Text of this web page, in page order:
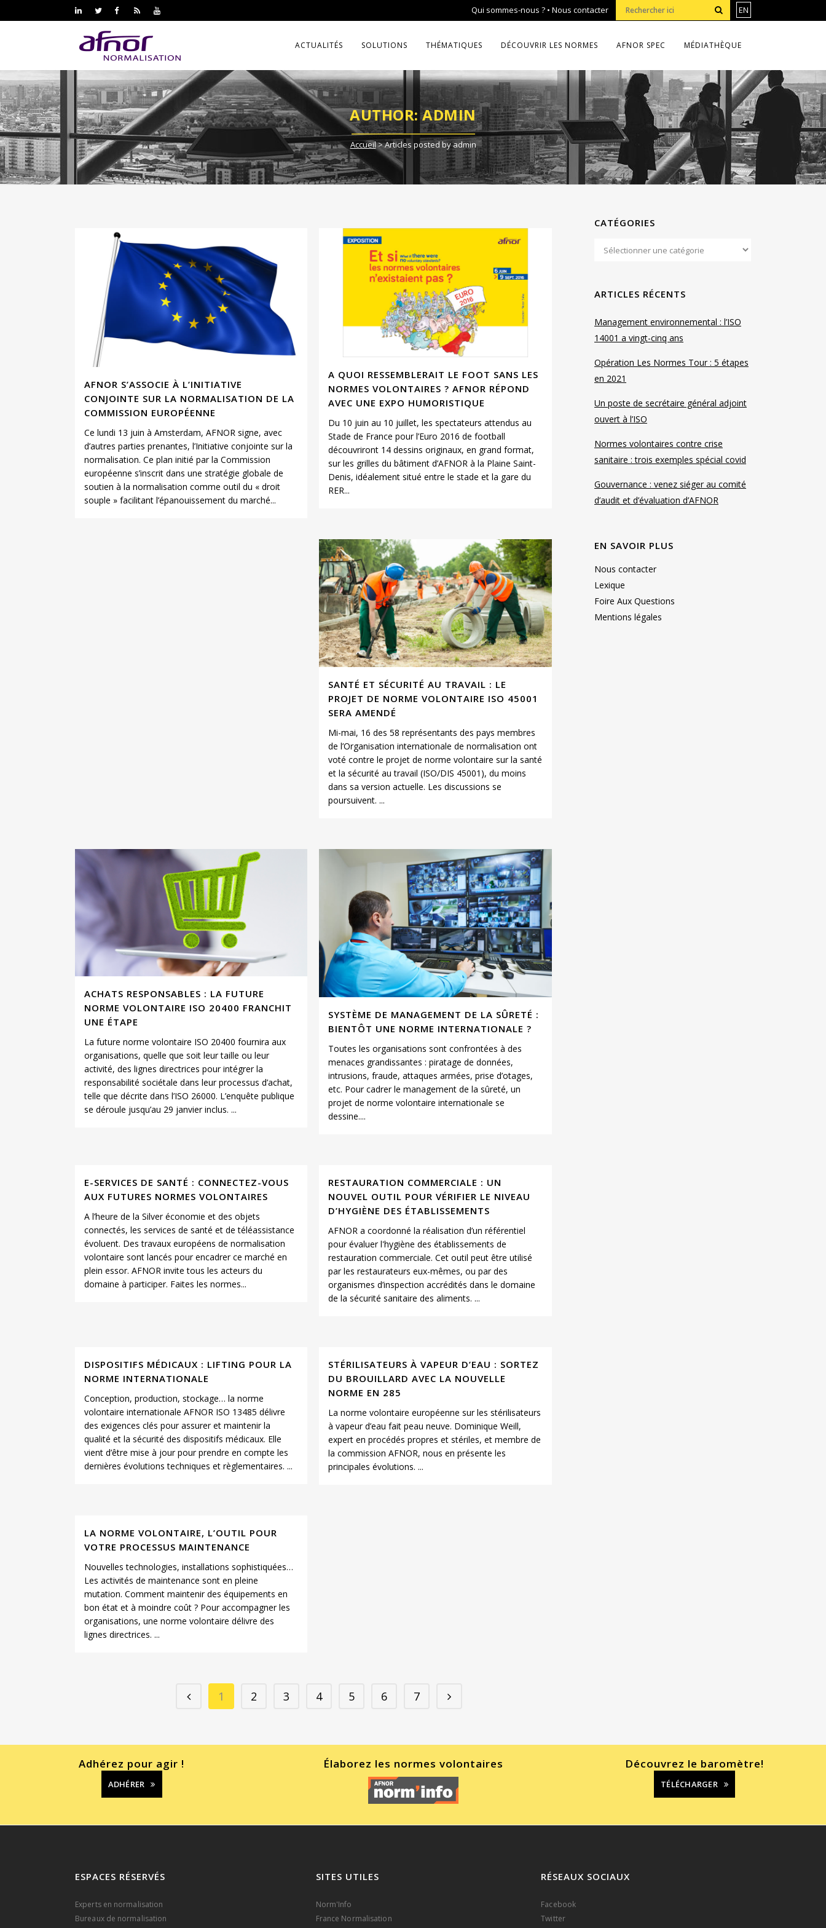
Qui sommes-nous ?• Nous contacter EN
ACTUALITÉS SOLUTIONS THÉMATIQUES DÉCOUVRIR LES NORMES AFNOR SPEC MÉDIATHÈQUE
AUTHOR: ADMIN
Accueil>Articles posted by admin
AFNOR S’ASSOCIE À L’INITIATIVE
CONJOINTE SUR LA NORMALISATION DE LA
COMMISSION EUROPÉENNE
Ce lundi 13 juin à Amsterdam, AFNOR signe, avec
d’autres parties prenantes, l’Initiative conjointe sur la
normalisation. Ce plan initié par la Commission
européenne s’inscrit dans une stratégie globale de
soutien à la normalisation comme outil du « droit
souple » facilitant l’épanouissement du marché...
A QUOI RESSEMBLERAIT LE FOOT SANS LES
NORMES VOLONTAIRES ? AFNOR RÉPOND
AVEC UNE EXPO HUMORISTIQUE
Du 10 juin au 10 juillet, les spectateurs attendus au
Stade de France pour l’Euro 2016 de football
découvriront 14 dessins originaux, en grand format,
sur les grilles du bâtiment d’AFNOR à la Plaine Saint-
Denis, idéalement situé entre le stade et la gare du
RER...
SANTÉ ET SÉCURITÉ AU TRAVAIL : LE
PROJET DE NORME VOLONTAIRE ISO 45001
SERA AMENDÉ
Mi-mai, 16 des 58 représentants des pays membres
de l’Organisation internationale de normalisation ont
voté contre le projet de norme volontaire sur la santé
et la sécurité au travail (ISO/DIS 45001), du moins
dans sa version actuelle. Les discussions se
poursuivent. ...
ACHATS RESPONSABLES : LA FUTURE
NORME VOLONTAIRE ISO 20400 FRANCHIT
UNE ÉTAPE
La future norme volontaire ISO 20400 fournira aux
organisations, quelle que soit leur taille ou leur
activité, des lignes directrices pour intégrer la
responsabilité sociétale dans leur processus d’achat,
telle que décrite dans l’ISO 26000. L’enquête publique
se déroule jusqu’au 29 janvier inclus. ...
SYSTÈME DE MANAGEMENT DE LA SÛRETÉ :
BIENTÔT UNE NORME INTERNATIONALE ?
Toutes les organisations sont confrontées à des
menaces grandissantes : piratage de données,
intrusions, fraude, attaques armées, prise d’otages,
etc. Pour cadrer le management de la sûreté, un
projet de norme volontaire internationale se
dessine....
E-SERVICES DE SANTÉ : CONNECTEZ-VOUS
AUX FUTURES NORMES VOLONTAIRES
A l’heure de la Silver économie et des objets
connectés, les services de santé et de téléassistance
évoluent. Des travaux européens de normalisation
volontaire sont lancés pour encadrer ce marché en
plein essor. AFNOR invite tous les acteurs du
domaine à participer. Faites les normes...
RESTAURATION COMMERCIALE : UN
NOUVEL OUTIL POUR VÉRIFIER LE NIVEAU
D’HYGIÈNE DES ÉTABLISSEMENTS
AFNOR a coordonné la réalisation d’un référentiel
pour évaluer l'hygiène des établissements de
restauration commerciale. Cet outil peut être utilisé
par les restaurateurs eux-mêmes, ou par des
organismes d’inspection accrédités dans le domaine
de la sécurité sanitaire des aliments. ...
DISPOSITIFS MÉDICAUX : LIFTING POUR LA
NORME INTERNATIONALE
Conception, production, stockage… la norme
volontaire internationale AFNOR ISO 13485 délivre
des exigences clés pour assurer et maintenir la
qualité et la sécurité des dispositifs médicaux. Elle
vient d’être mise à jour pour prendre en compte les
dernières évolutions techniques et règlementaires. ...
STÉRILISATEURS À VAPEUR D’EAU : SORTEZ
DU BROUILLARD AVEC LA NOUVELLE
NORME EN 285
La norme volontaire européenne sur les stérilisateurs
à vapeur d’eau fait peau neuve. Dominique Weill,
expert en procédés propres et stériles, et membre de
la commission AFNOR, nous en présente les
principales évolutions. ...
LA NORME VOLONTAIRE, L’OUTIL POUR
VOTRE PROCESSUS MAINTENANCE
Nouvelles technologies, installations sophistiquées…
Les activités de maintenance sont en pleine
mutation. Comment maintenir des équipements en
bon état et à moindre coût ? Pour accompagner les
organisations, une norme volontaire délivre des
lignes directrices. ...
1 2 3 4 5 6 7
CATÉGORIES
ARTICLES RÉCENTS
Management environnemental : l’ISO
14001 a vingt-cinq ans
Opération Les Normes Tour : 5 étapes
en 2021
Un poste de secrétaire général adjoint
ouvert à l’ISO
Normes volontaires contre crise
sanitaire : trois exemples spécial covid
Gouvernance : venez siéger au comité
d’audit et d’évaluation d’AFNOR
EN SAVOIR PLUS
Nous contacter
Lexique
Foire Aux Questions
Mentions légales
Adhérez pour agir !
ADHÉRER
Élaborez les normes volontaires Découvrez le baromètre!
TÉLÉCHARGER
ESPACES RÉSERVÉS
Experts en normalisation
Bureaux de normalisation
SITES UTILES
Norm'Info
France Normalisation
RÉSEAUX SOCIAUX
Facebook
Twitter